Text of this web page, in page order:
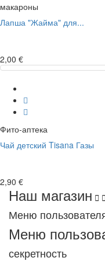
макароны
Лапша "Жайма" для...
2,00 €
Фито-аптека
Чай детский Tisana Газы
2,90 €
Наш магазин  
Меню
Меню
секретность